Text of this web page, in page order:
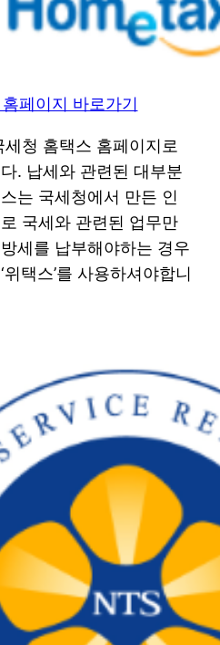
페이지 바로가기
청 홈택스 홈페이지로
. 납세와 관련된 대부분
는 국세청에서 만든 인
국세와 관련된 업무만
세를 납부해야하는 경우
택스’를 사용하셔야합니